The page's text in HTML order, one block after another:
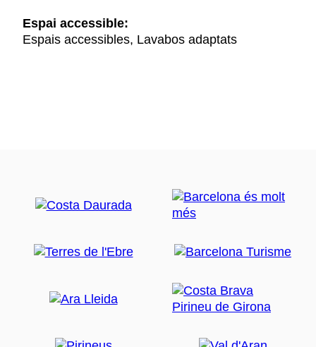
Espai accessible:
Espais accessibles, Lavabos adaptats